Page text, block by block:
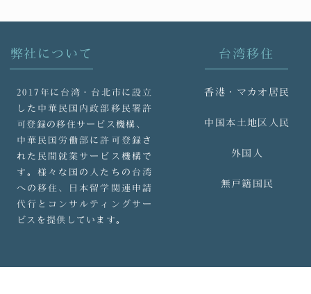
弊社について
2017年に台湾・台北市に設立
した中華民国内政部移民署許
可登録の移住サービス機構、
中華民国労働部に許可登録さ
れた民間就業サービス機構で
す。様々な国の人たちの台湾
への移住、日本留学関連申請
代行とコンサルティングサー
ビスを提供しています。
台湾移住
香港・マカオ居民
中国本土地区人民
外国人
無戸籍国民